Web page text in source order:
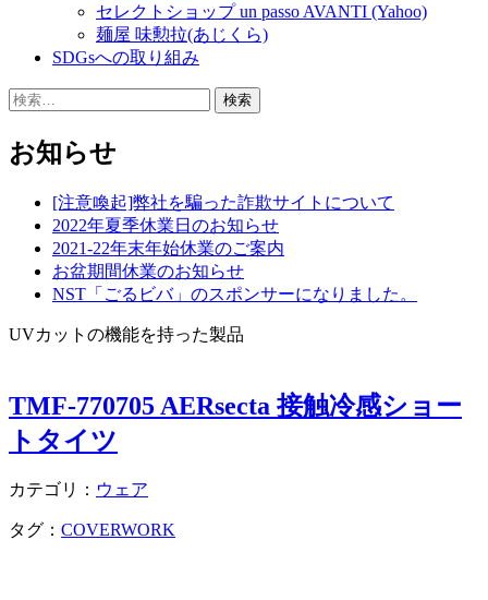
セレクトショップ un passo AVANTI (Yahoo)
麺屋 味勲拉(あじくら)
SDGsへの取り組み
検
お知らせ
[注意喚起]弊社を騙った詐欺サイトについて
2022年夏季休業日のお知らせ
2021-22年末年始休業のご案内
お盆期間休業のお知らせ
NST「ごるビバ」のスポンサーになりました。
UVカットの機能を持った製品
TMF-770705 AERsecta 接触冷感ショー
トタイツ
カテゴリ： ウェア
タグ： COVERWORK